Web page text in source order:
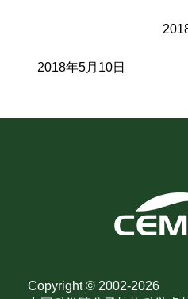
2018
2018年5月10日
Copyright © 2002-2026